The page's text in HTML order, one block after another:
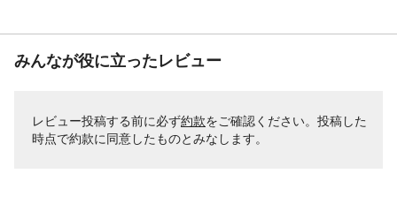
みんなが役に立ったレビュー
レビュー投稿する前に必ず約款をご確認ください。投稿した
時点で約款に同意したものとみなします。